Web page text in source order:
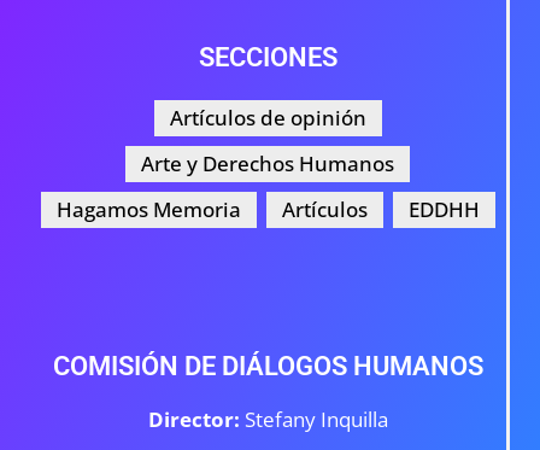
SECCIONES
Artículos de opinión
Arte y Derechos Humanos
Hagamos Memoria
Artículos EDDHH
COMISIÓN DE DIÁLOGOS HUMANOS
Director: Stefany Inquilla